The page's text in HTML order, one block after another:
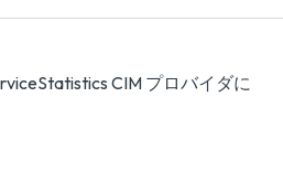
CIM プロバイダに